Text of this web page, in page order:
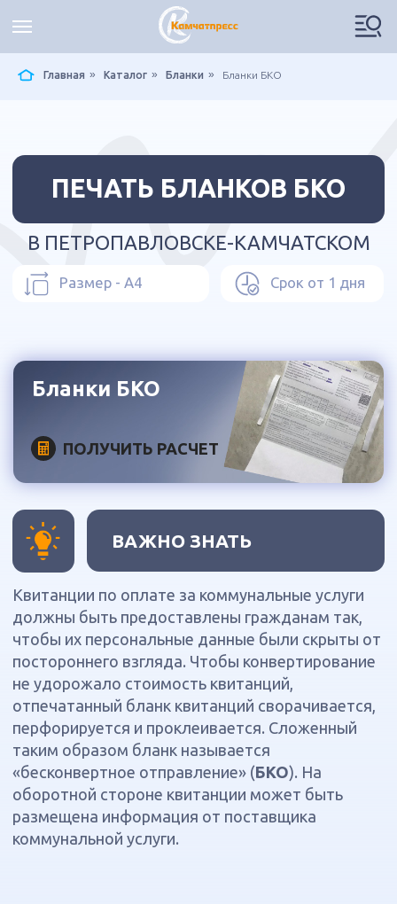
Главная » Каталог » Бланки » Бланки БКО
Размер - А4 Срок от 1 дня
Бланки БКО
Квитанции по оплате за коммунальные услуги
должны быть предоставлены гражданам так,
чтобы их персональные данные были скрыты от
постороннего взгляда. Чтобы конвертирование
не удорожало стоимость квитанций,
перфорируется и проклеивается. Сложенный
таким образом бланк называется
«бесконвертное отправление» ( БКО). На
оборотной стороне квитанции может быть
коммунальной услуги.
ВАЖНО ЗНАТЬ